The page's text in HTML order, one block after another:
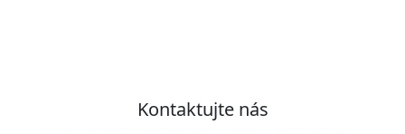
Kontaktujte nás